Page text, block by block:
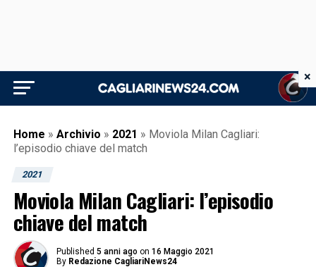
Home » Archivio » 2021 » Moviola Milan Cagliari:
l’episodio chiave del match
2021
Moviola Milan Cagliari: l’episodio
chiave del match
Published 5 anni ago on 16 Maggio 2021
By Redazione CagliariNews24
×